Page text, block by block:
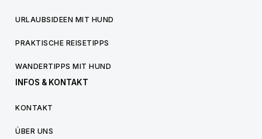
URLAUBSIDEEN MIT HUND
PRAKTISCHE REISETIPPS
WANDERTIPPS MIT HUND
INFOS & KONTAKT
KONTAKT
ÜBER UNS